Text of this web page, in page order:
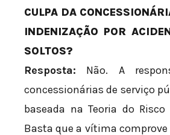
CULPA DA
INDENIZAÇÃO POR
SOLTOS?
Resposta: Não. A
concessionárias de serviço
baseada na Teoria do
Basta que a vítima comprove